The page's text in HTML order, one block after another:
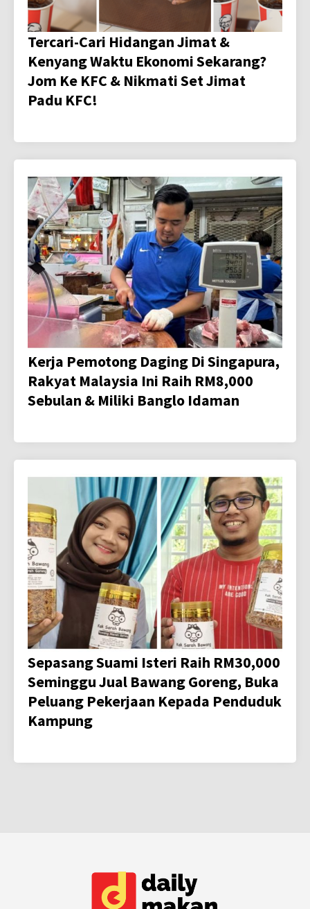
Tercari-Cari Hidangan Jimat &
Kenyang Waktu Ekonomi Sekarang?
Jom Ke KFC & Nikmati Set Jimat
Padu KFC!
Kerja Pemotong Daging Di Singapura,
Rakyat Malaysia Ini Raih RM8,000
Sebulan & Miliki Banglo Idaman
Sepasang Suami Isteri Raih RM30,000
Seminggu Jual Bawang Goreng, Buka
Peluang Pekerjaan Kepada Penduduk
Kampung